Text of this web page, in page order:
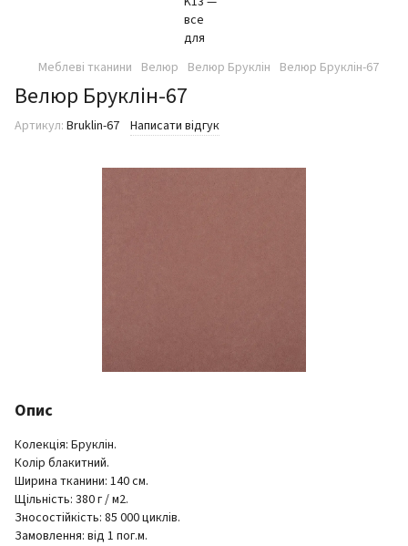
Меблеві тканини Велюр Велюр Бруклін Велюр Бруклін-67
Велюр Бруклін-67
Артикул: Bruklin-67 Написати відгук
Опис
Колекція: Бруклін.
Колір блакитний.
Ширина тканини: 140 см.
Щільність: 380 г / м2.
Зносостійкість: 85 000 циклів.
Замовлення: від 1 пог.м.